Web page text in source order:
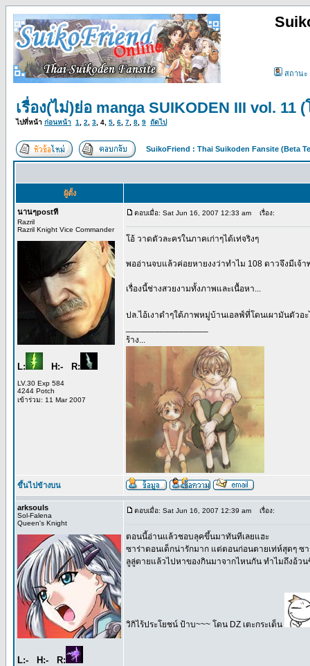
สถานะ
เรื่อง(ไม่)ย่อ manga SUIKODEN III vol. 11
ไปที่หน้า ก่อนหน้า 1 2 3 4 5 6 7 8 9 ถัดไป
SuikoFriend : Thai Suikoden Fansite (Beta
ผู้ตั้ง
นานๆpostที
Razril
Razril Knight Vice Commander
L: H:- R:
LV.30 Exp 584
4244 Potch
เข้าร่วม: 11 Mar 2007
ตอบเมื่อ: Sat Jun 16, 2007 12:33 am เรื่อง:
โอ้ วาดตัวละครในภาคเก่าๆได้เท่จริงๆ
พออ่านจบแล้วค่อยหายงงว่าทำไม 108 ดาวจึงมีเจ้
เรื่องนี้ช่างสวยงามทั้งภาพและเนื้อหา...
ปล.ไอ้เงาดำๆใต้ภาพหมู่บ้านเอลฟ์ที่โดนเผามันตัวอะ
ร้าง...
ขึ้นไปข้างบน
arksouls
Sol-Falena
Queen's Knight
L:- H:- R:
ตอบเมื่อ: Sat Jun 16, 2007 12:39 am เรื่อง:
ตอนนี้อ่านแล้วชอบลุคขึ้นมาทันทีเลยแฮะ
ซาร่าตอนเด็กน่ารักมาก แต่ตอนก่อนตายเท่ห์สุดๆ ซ
ลูลู่ตายแล้วไปหาของกินมาจากไหนกัน ทำไมถึงอ้ว
วิกิไร้ประโยชน์ ป้าบ~~~ โดน DZ เตะกระเด็น